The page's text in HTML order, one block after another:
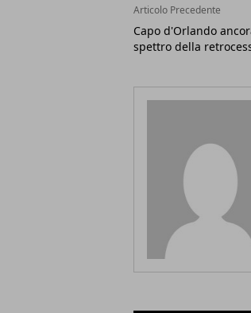
Articolo Precedente
Capo d'Orlando
spettro della